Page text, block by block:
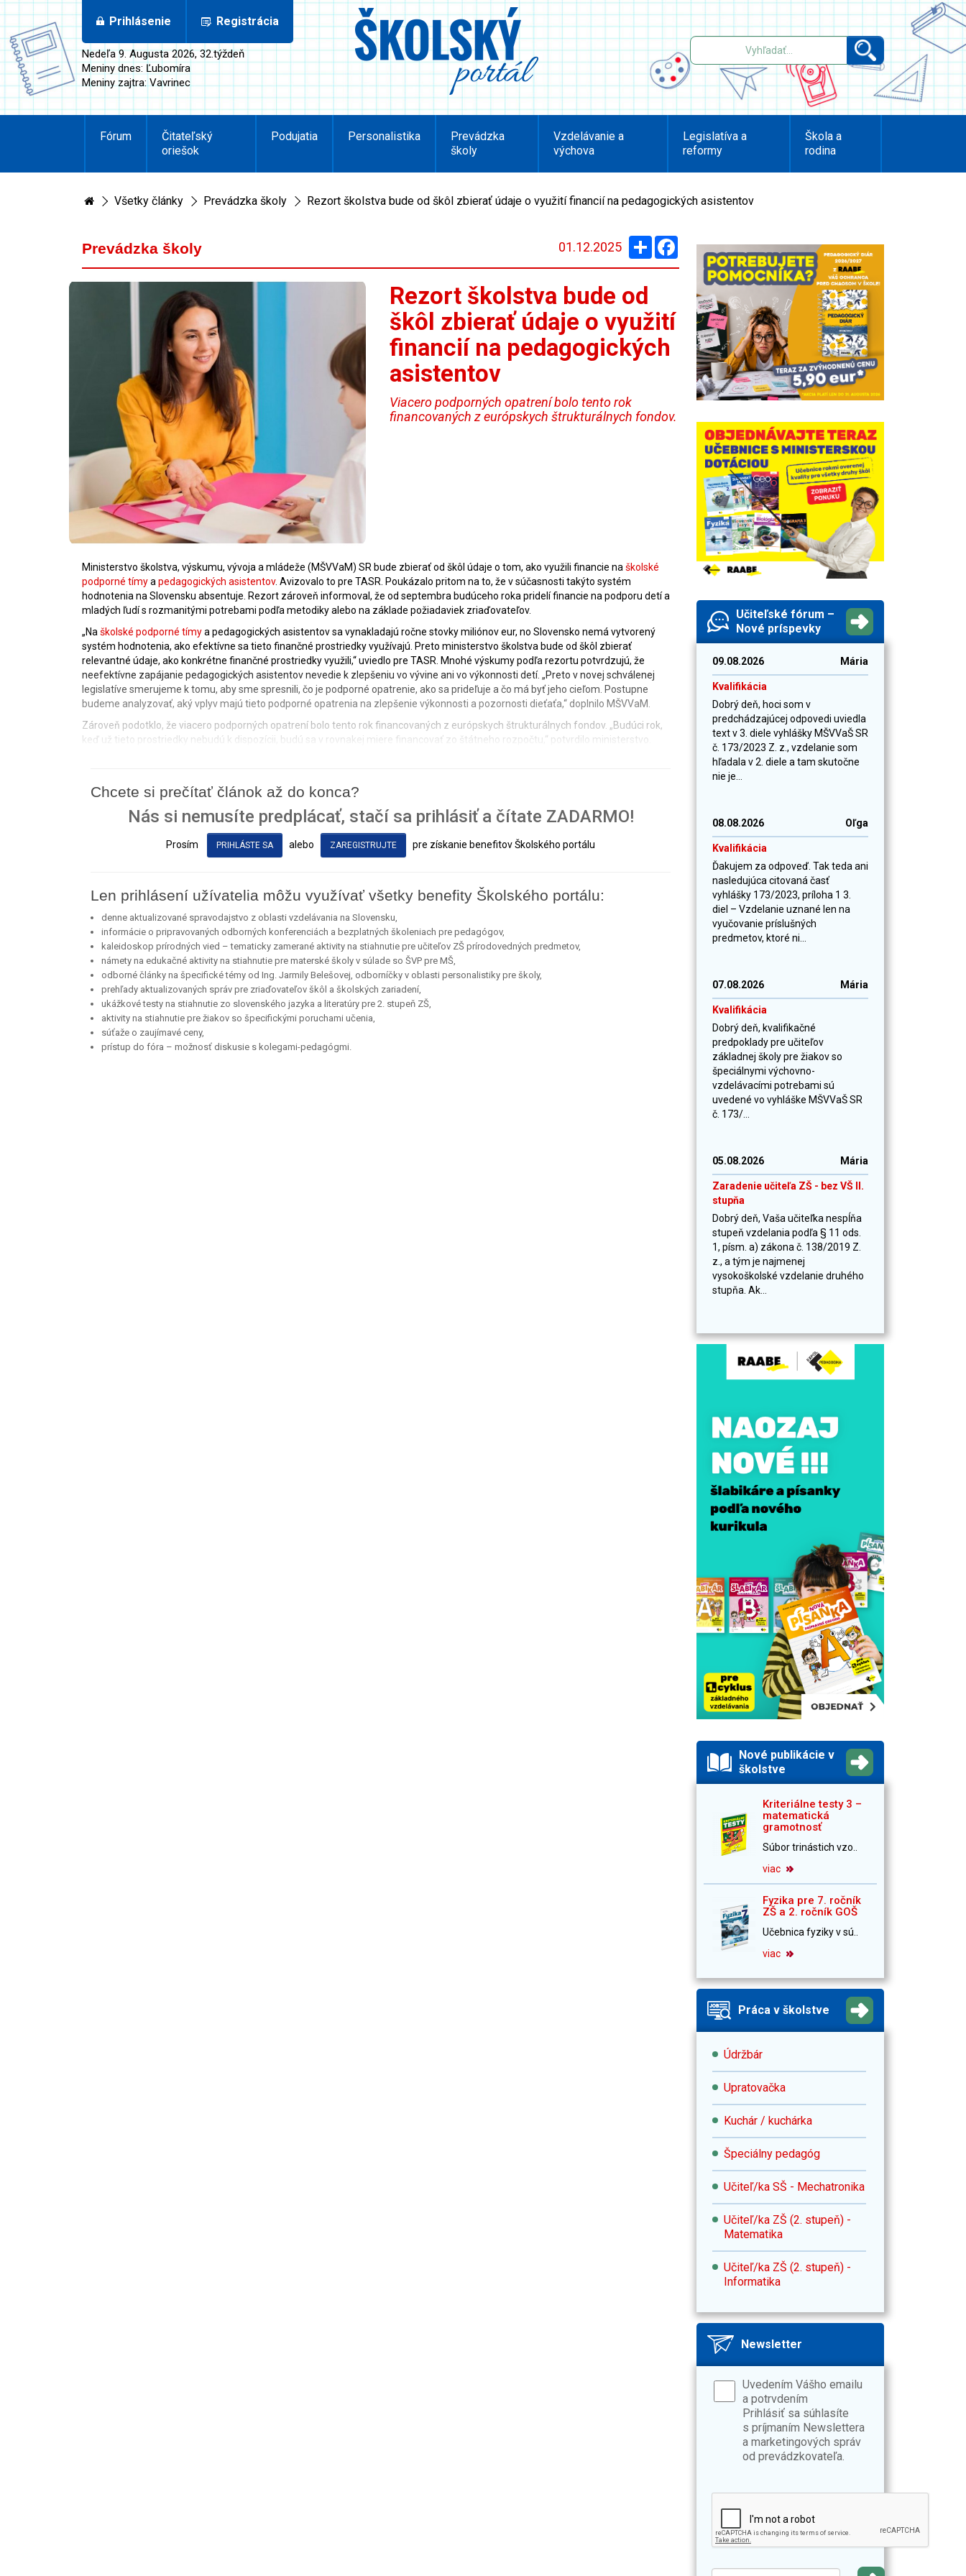
Prihlásenie Registrácia
Nedeľa 9. Augusta 2026, 32.týždeň
Meniny dnes: Ľubomíra
Meniny zajtra: Vavrinec
Fórum
Čitateľský
oriešok
Podujatia Personalistika
Prevádzka
školy
Vzdelávanie a
výchova
Legislatíva a
reformy
Škola a
rodina
Všetky články Prevádzka školy Rezort školstva bude od škôl zbierať údaje o využití financií na pedagogických asistentov
Prevádzka školy 01.12.2025 Zdieľaj
Rezort školstva bude od
škôl zbierať údaje o využití
financií na pedagogických
asistentov
Viacero podporných opatrení bolo tento rok
financovaných z európskych štrukturálnych fondov.
Ministerstvo školstva, výskumu, vývoja a mládeže (MŠVVaM) SR bude zbierať od škôl údaje o tom, ako využili financie na školské
podporné tímya pedagogických asistentov. Avizovalo to pre TASR. Poukázalo pritom na to, že v súčasnosti takýto systém
hodnotenia na Slovensku absentuje. Rezort zároveň informoval, že od septembra budúceho roka pridelí financie na podporu detí a
mladých ľudí s rozmanitými potrebami podľa metodiky alebo na základe požiadaviek zriaďovateľov.
„Na školské podporné tímya pedagogických asistentov sa vynakladajú ročne stovky miliónov eur, no Slovensko nemá vytvorený
systém hodnotenia, ako efektívne sa tieto finančné prostriedky využívajú. Preto ministerstvo školstva bude od škôl zbierať
relevantné údaje, ako konkrétne finančné prostriedky využili,“ uviedlo pre TASR. Mnohé výskumy podľa rezortu potvrdzujú, že
neefektívne zapájanie pedagogických asistentov nevedie k zlepšeniu vo vývine ani vo výkonnosti detí. „Preto v novej schválenej
legislatíve smerujeme k tomu, aby sme spresnili, čo je podporné opatrenie, ako sa prideľuje a čo má byť jeho cieľom. Postupne
budeme analyzovať, aký vplyv majú tieto podporné opatrenia na zlepšenie výkonnosti a pozornosti dieťaťa,“ doplnilo MŠVVaM.
Zároveň podotklo, že viacero podporných opatrení bolo tento rok financovaných z európskych štrukturálnych fondov. „Budúci rok,
keď už tieto prostriedky nebudú k dispozícii, budú sa v rovnakej miere financovať zo štátneho rozpočtu,“ potvrdilo ministerstvo.
Chcete si prečítať článok až do konca?
Nás si nemusíte predplácať, stačí sa prihlásiť a čítate ZADARMO!
Prosím PRIHLÁSTE SA alebo ZAREGISTRUJTE pre získanie benefitov Školského portálu
Len prihlásení užívatelia môžu využívať všetky benefity Školského portálu:
denne aktualizované spravodajstvo z oblasti vzdelávania na Slovensku,
informácie o pripravovaných odborných konferenciách a bezplatných školeniach pre pedagógov,
kaleidoskop prírodných vied – tematicky zamerané aktivity na stiahnutie pre učiteľov ZŠ prírodovedných predmetov,
námety na edukačné aktivity na stiahnutie pre materské školy v súlade so ŠVP pre MŠ,
odborné články na špecifické témy od Ing. Jarmily Belešovej, odborníčky v oblasti personalistiky pre školy,
prehľady aktualizovaných správ pre zriaďovateľov škôl a školských zariadení,
ukážkové testy na stiahnutie zo slovenského jazyka a literatúry pre 2. stupeň ZŠ,
aktivity na stiahnutie pre žiakov so špecifickými poruchami učenia,
súťaže o zaujímavé ceny,
prístup do fóra – možnosť diskusie s kolegami-pedagógmi.
Učiteľské fórum –
Nové príspevky
09.08.2026 Mária
Kvalifikácia
Dobrý deň, hoci som v
predchádzajúcej odpovedi uviedla
text v 3. diele vyhlášky MŠVVaŠ SR
č. 173/2023 Z. z., vzdelanie som
hľadala v 2. diele a tam skutočne
nie je...
08.08.2026 Oľga
Kvalifikácia
Ďakujem za odpoveď. Tak teda ani
nasledujúca citovaná časť
vyhlášky 173/2023, príloha 1 3.
diel – Vzdelanie uznané len na
vyučovanie príslušných
predmetov, ktoré ni...
07.08.2026 Mária
Kvalifikácia
Dobrý deň, kvalifikačné
predpoklady pre učiteľov
základnej školy pre žiakov so
špeciálnymi výchovno-
vzdelávacími potrebami sú
uvedené vo vyhláške MŠVVaŠ SR
č. 173/...
05.08.2026 Mária
Zaradenie učiteľa ZŠ - bez VŠ II.
stupňa
Dobrý deň, Vaša učiteľka nespĺňa
stupeň vzdelania podľa § 11 ods.
1, písm. a) zákona č. 138/2019 Z.
z., a tým je najmenej
vysokoškolské vzdelanie druhého
stupňa. Ak...
Nové publikácie v
školstve
Kriteriálne testy 3 –
matematická
gramotnosť
Súbor trinástich vzo..
viac
Fyzika pre 7. ročník
ZŠ a 2. ročník GOŠ
Učebnica fyziky v sú..
viac
Práca v školstve
Údržbár
Upratovačka
Kuchár / kuchárka
Špeciálny pedagóg
Učiteľ/ka SŠ - Mechatronika
Učiteľ/ka ZŠ (2. stupeň) -
Matematika
Učiteľ/ka ZŠ (2. stupeň) -
Informatika
Newsletter
Uvedením Vášho emailu
a potrvdením
Prihlásiť sa súhlasíte
s príjmaním Newslettera
a marketingových správ
od prevádzkovateľa.